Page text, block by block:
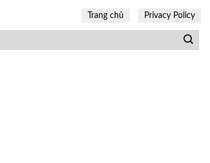
Trang chủ Privacy Policy